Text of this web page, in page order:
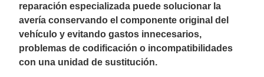
reparación especializada puede solucionar la
avería conservando el componente original del
vehículo y evitando gastos innecesarios,
problemas de codificación o incompatibilidades
con una unidad de sustitución.